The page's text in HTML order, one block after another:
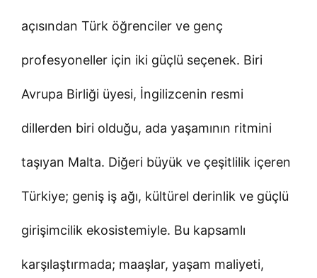
açısından Türk öğrenciler ve genç
profesyoneller için iki güçlü seçenek. Biri
Avrupa Birliği üyesi, İngilizcenin resmi
dillerden biri olduğu, ada yaşamının ritmini
taşıyan Malta. Diğeri büyük ve çeşitlilik içeren
Türkiye; geniş iş ağı, kültürel derinlik ve güçlü
girişimcilik ekosistemiyle. Bu kapsamlı
karşılaştırmada; maaşlar, yaşam maliyeti,